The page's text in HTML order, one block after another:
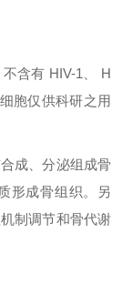
含有 HIV-1、 H
胞仅供科研之用
成、分泌组成骨
形成骨组织。另
制调节和骨代谢